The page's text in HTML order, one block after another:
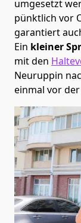
umgesetzt
pünktlich vor
garantiert
Ein kleiner
mit den
Neuruppin
einmal vor